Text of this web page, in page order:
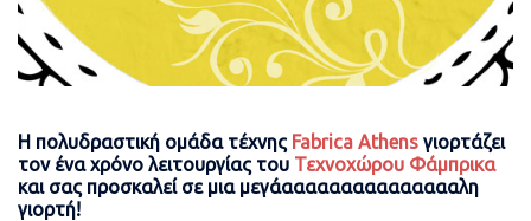
Η πολυδραστική ομάδα τέχνης Fabrica Αthens γιορτάζει
τον ένα χρόνο λειτουργίας του Τεχνοχώρου Φάμπρικα
και σας προσκαλεί σε μια μεγάαααααααααααααααλη
γιορτή!